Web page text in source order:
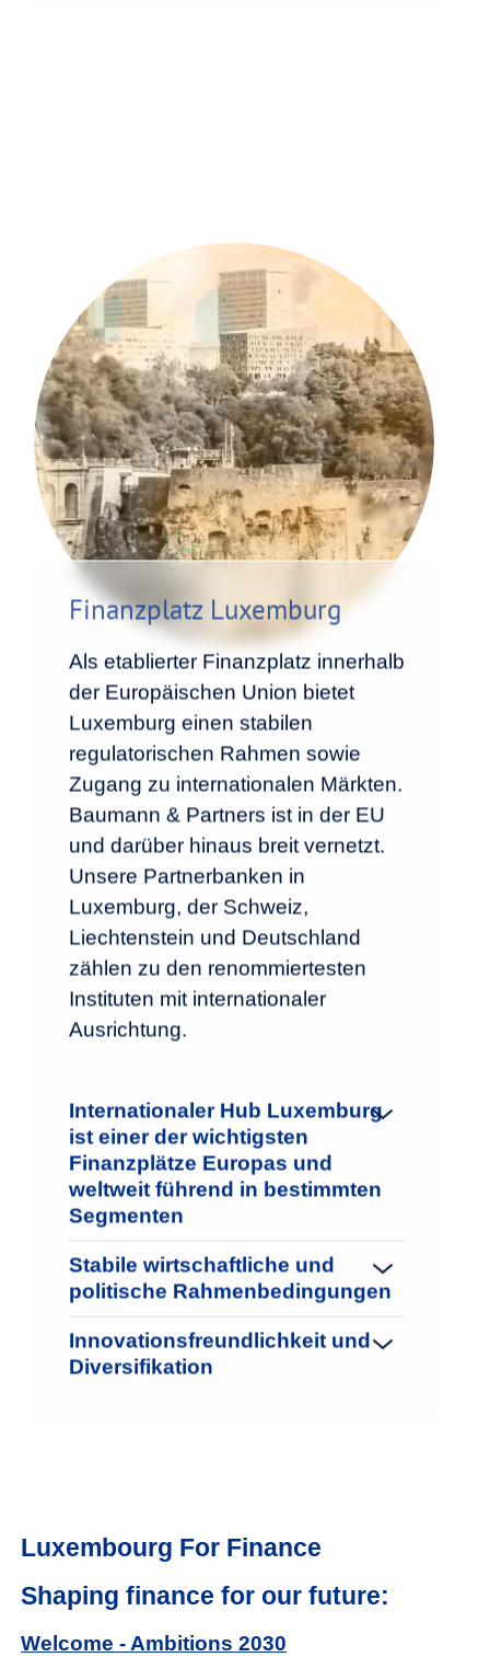
Finanzplatz Luxemburg
Als etablierter Finanzplatz innerhalb
der Europäischen Union bietet
Luxemburg einen stabilen
regulatorischen Rahmen sowie
Zugang zu internationalen Märkten.
Baumann & Partners ist in der EU
und darüber hinaus breit vernetzt.
Unsere Partnerbanken in
Luxemburg, der Schweiz,
Liechtenstein und Deutschland
zählen zu den renommiertesten
Instituten mit internationaler
Ausrichtung.
Internationaler Hub Luxemburg
ist einer der wichtigsten
Finanzplätze Europas und
weltweit führend in bestimmten
Segmenten
Stabile wirtschaftliche und
politische Rahmenbedingungen
Innovationsfreundlichkeit und
Diversifikation
Luxembourg For Finance
Shaping finance for our future:
Welcome - Ambitions 2030